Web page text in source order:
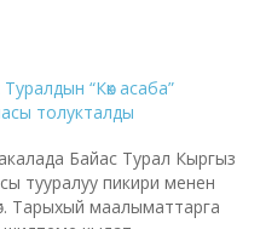
“Көк асаба”
толукталды
Байас Турал Кыргыз
тууралуу пикири менен
Тарыхый маалыматтарга